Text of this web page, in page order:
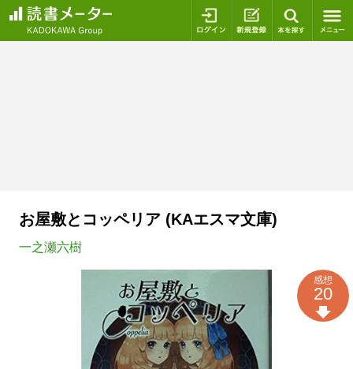
ログイン 新規登録
お屋敷とコッペリア (KAエスマ文庫)
一之瀬六樹
感想
20